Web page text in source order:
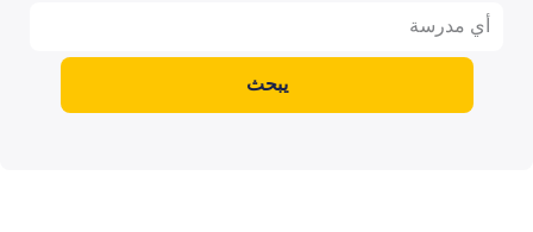
أي مدرسة
يبحث